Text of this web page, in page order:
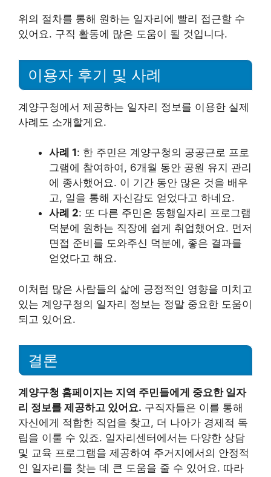
위의 절차를 통해 원하는 일자리에 빨리 접근할 수
있어요. 구직 활동에 많은 도움이 될 것입니다.
이용자 후기 및 사례
계양구청에서 제공하는 일자리 정보를 이용한 실제
사례도 소개할게요.
사례 1: 한 주민은 계양구청의 공공근로 프로
그램에 참여하여, 6개월 동안 공원 유지 관리
에 종사했어요. 이 기간 동안 많은 것을 배우
고, 일을 통해 자신감도 얻었다고 하네요.
사례 2: 또 다른 주민은 동행일자리 프로그램
덕분에 원하는 직장에 쉽게 취업했어요. 먼저
면접 준비를 도와주신 덕분에, 좋은 결과를
얻었다고 해요.
이처럼 많은 사람들의 삶에 긍정적인 영향을 미치고
있는 계양구청의 일자리 정보는 정말 중요한 도움이
되고 있어요.
결론
계양구청 홈페이지는 지역 주민들에게 중요한 일자
리 정보를 제공하고 있어요. 구직자들은 이를 통해
자신에게 적합한 직업을 찾고, 더 나아가 경제적 독
립을 이룰 수 있죠. 일자리센터에서는 다양한 상담
및 교육 프로그램을 제공하여 주거지에서의 안정적
인 일자리를 찾는 데 큰 도움을 줄 수 있어요. 따라